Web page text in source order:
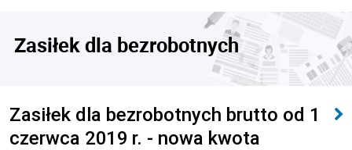
Zasiłek dla bezrobotnych
Zasiłek dla bezrobotnych brutto od 1
czerwca 2019 r. - nowa kwota